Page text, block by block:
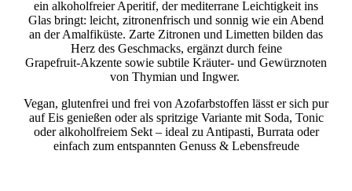
ein alkoholfreier Aperitif, der mediterrane Leichtigkeit ins
Glas bringt: leicht, zitronenfrisch und sonnig wie ein Abend
an der Amalfiküste. Zarte Zitronen und Limetten bilden das
Herz des Geschmacks, ergänzt durch feine
Grapefruit‑Akzente sowie subtile Kräuter‑ und Gewürznoten
von Thymian und Ingwer.
Vegan, glutenfrei und frei von Azofarbstoffen lässt er sich pur
auf Eis genießen oder als spritzige Variante mit Soda, Tonic
oder alkoholfreiem Sekt – ideal zu Antipasti, Burrata oder
einfach zum entspannten Genuss & Lebensfreude